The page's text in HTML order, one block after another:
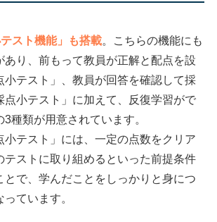
テスト機能」も搭載。こちらの機能にも
あり、前もって教員が正解と配点を設
小テスト」、教員が回答を確認して採
点小テスト」に加えて、反復学習がで
種類が用意されています。
小テスト」には、一定の点数をクリア
テストに取り組めるといった前提条件
とで、学んだことをしっかりと身につ
ています。